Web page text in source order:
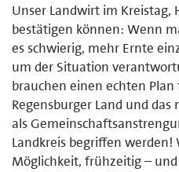
Unser Landwirt im Kreistag,
bestätigen können: Wenn
es schwierig, mehr Ernte
um der Situation
brauchen einen echten
Regensburger Land und
als
Landkreis begriffen werden!
Möglichkeit, frühzeitig –